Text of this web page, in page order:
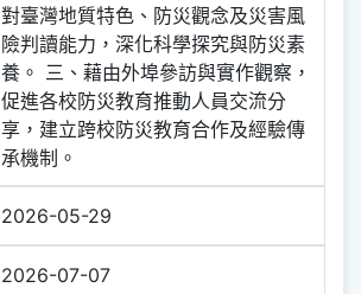
對臺灣地質特色、防災觀念及災害風
險判讀能力，深化科學探究與防災素
養。 三、藉由外埠參訪與實作觀察，
促進各校防災教育推動人員交流分
享，建立跨校防災教育合作及經驗傳
承機制。
2026-05-29
2026-07-07